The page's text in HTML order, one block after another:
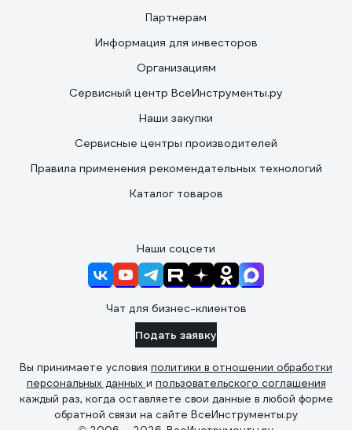
Партнерам
Информация для инвесторов
Организациям
Сервисный центр ВсеИнструменты.ру
Наши закупки
Сервисные центры производителей
Правила применения рекомендательных технологий
Каталог товаров
Наши соцсети
Чат для бизнес-клиентов
Подать заявку
Вы принимаете условия политики в отношении обработки
персональных данных и пользовательского соглашения
каждый раз, когда оставляете свои данные в любой форме
обратной связи на сайте ВсеИнструменты.ру